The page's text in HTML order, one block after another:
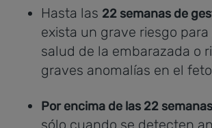
Hasta las 22 semanas de
exista un grave riesgo para
salud de la embarazada o
graves anomalías en el
Por encima de las 22
sólo cuando se detecten